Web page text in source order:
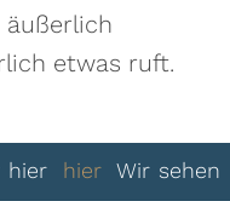
äußerlich
etwas ruft.
Wir sehen uns